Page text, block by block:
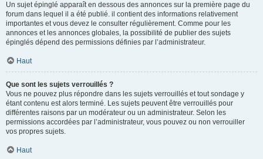
Un sujet épinglé apparaît en dessous des annonces sur la première page du
forum dans lequel il a été publié. il contient des informations relativement
importantes et vous devez le consulter régulièrement. Comme pour les
annonces et les annonces globales, la possibilité de publier des sujets
épinglés dépend des permissions définies par l’administrateur.
Haut
Que sont les sujets verrouillés ?
Vous ne pouvez plus répondre dans les sujets verrouillés et tout sondage y
étant contenu est alors terminé. Les sujets peuvent être verrouillés pour
différentes raisons par un modérateur ou un administrateur. Selon les
permissions accordées par l’administrateur, vous pouvez ou non verrouiller
vos propres sujets.
Haut